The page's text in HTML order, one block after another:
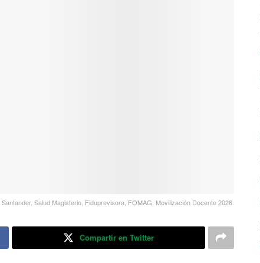
Santander, Salud Magisterio, Fiduprevisora, FOMAG, Movilización Docente 2026.
Compartir en Twitter